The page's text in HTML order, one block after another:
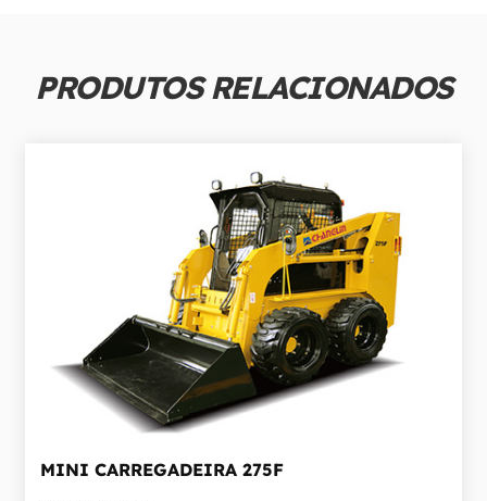
PRODUTOS RELACIONADOS
MINI CARREGADEIRA275F